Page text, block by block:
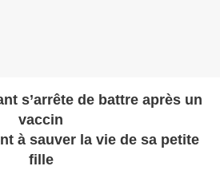
s’arrête de battre après un
vaccin
à sauver la vie de sa petite
fille